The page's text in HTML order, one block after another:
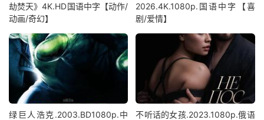
劫焚天》4K.HD国语中字【动作/
动画/奇幻】
2026.4K.1080p.国语中字【喜
剧/爱情】
绿巨人浩克.2003.BD1080p.中
不听话的女孩.2023.1080p.俄语